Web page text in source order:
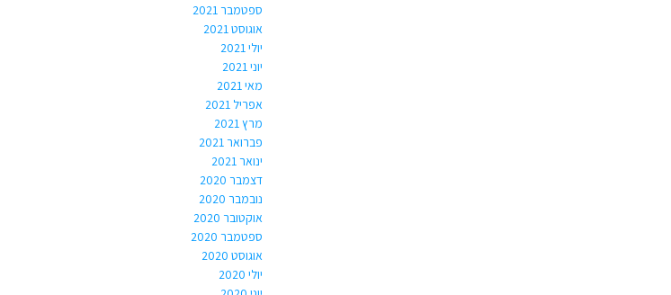
ספטמבר 2021
אוגוסט 2021
יולי 2021
יוני 2021
מאי 2021
אפריל 2021
מרץ 2021
פברואר 2021
ינואר 2021
דצמבר 2020
נובמבר 2020
אוקטובר 2020
ספטמבר 2020
אוגוסט 2020
יולי 2020